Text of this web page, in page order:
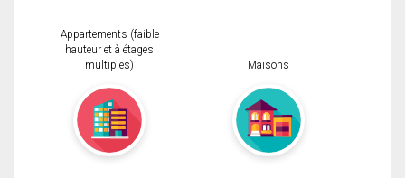
Appartements (faible
hauteur et à étages
multiples)
Maisons